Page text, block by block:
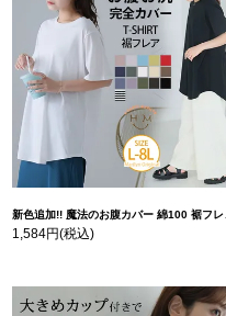
新色追加!! 魔法のお腹カバー 綿100 裾フレア Tシャツ | 大きいサイズの通販ならハッピーマリリン
1,584円(税込)